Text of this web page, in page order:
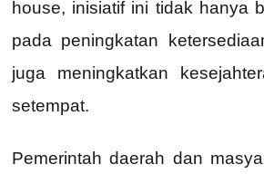
house, inisiatif ini tidak hanya
pada peningkatan
juga meningkatkan
setempat.
Pemerintah daerah dan